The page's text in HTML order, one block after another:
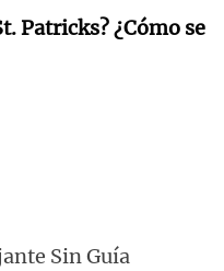
Patricks? ¿Cómo se
Sin Guía